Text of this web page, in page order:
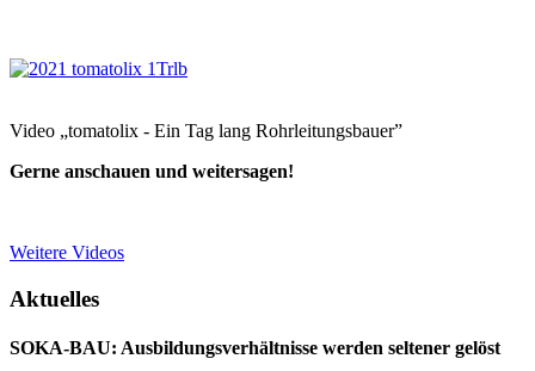
Video „tomatolix - Ein Tag lang Rohrleitungsbauer”
Gerne anschauen und weitersagen!
Weitere Videos
Aktuelles
SOKA-BAU: Ausbildungsverhältnisse werden seltener gelöst